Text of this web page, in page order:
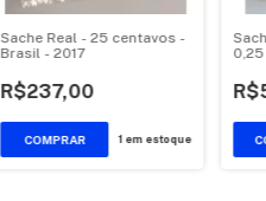
Sache Real - 25 centavos -
Brasil - 2017
R$237,00
1 em estoque